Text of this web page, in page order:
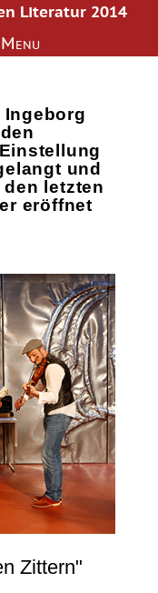
Literatur 2014
Ingeborg
und
letzten
eröffnet
Zittern"
Bachmann-Preis
Autoren
Jury
Texte
Multimedia
Archiv
Presseinformation
Menu